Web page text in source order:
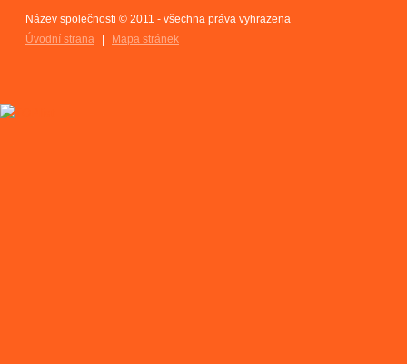
Název společnosti © 2011 - všechna práva vyhrazena
Úvodní strana
Mapa stránek